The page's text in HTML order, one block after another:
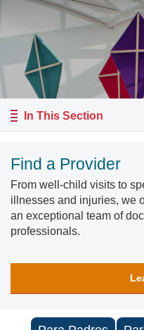
In This Section
Find a Provider
From well-child visits to
illnesses and injuries, we
an exceptional team of
professionals.